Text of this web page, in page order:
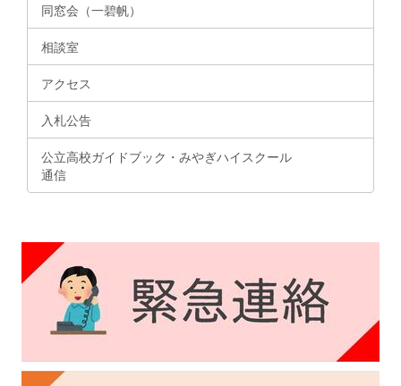
同窓会（一碧帆）
相談室
アクセス
入札公告
公立高校ガイドブック・みやぎハイスクール
通信